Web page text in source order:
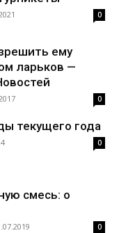
0
ему
ларьков —
0
текущего года
0
смесь: о
0